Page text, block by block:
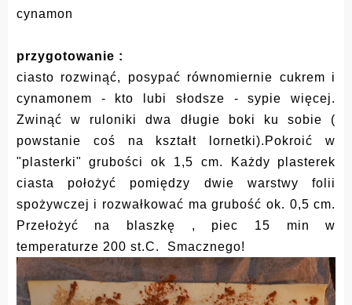
cynamon
przygotowanie :
ciasto rozwinąć, posypać równomiernie cukrem i
cynamonem - kto lubi słodsze - sypie więcej.
Zwinąć w ruloniki dwa długie boki ku sobie (
powstanie coś na kształt lornetki).Pokroić w
"plasterki" grubości ok 1,5 cm. Każdy plasterek
ciasta położyć pomiędzy dwie warstwy folii
spożywczej i rozwałkować ma grubość ok. 0,5 cm.
Przełożyć na blaszkę , piec 15 min w
temperaturze 200 st.C. Smacznego!